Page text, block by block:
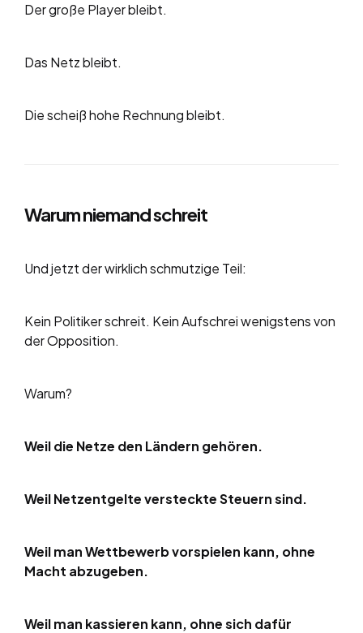
Der große Player bleibt.
Das Netz bleibt.
Die scheiß hohe Rechnung bleibt.
Warum niemand schreit
Und jetzt der wirklich schmutzige Teil:
Kein Politiker schreit. Kein Aufschrei wenigstens von
der Opposition.
Warum?
Weil die Netze den Ländern gehören.
Weil Netzentgelte versteckte Steuern sind.
Weil man Wettbewerb vorspielen kann, ohne
Macht abzugeben.
Weil man kassieren kann, ohne sich dafür